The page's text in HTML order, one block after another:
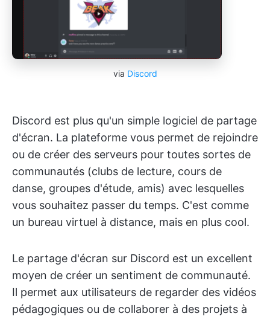
via Discord
Discord est plus qu'un simple logiciel de partage
d'écran. La plateforme vous permet de rejoindre
ou de créer des serveurs pour toutes sortes de
communautés (clubs de lecture, cours de
danse, groupes d'étude, amis) avec lesquelles
vous souhaitez passer du temps. C'est comme
un bureau virtuel à distance, mais en plus cool.
Le partage d'écran sur Discord est un excellent
moyen de créer un sentiment de communauté.
Il permet aux utilisateurs de regarder des vidéos
pédagogiques ou de collaborer à des projets à